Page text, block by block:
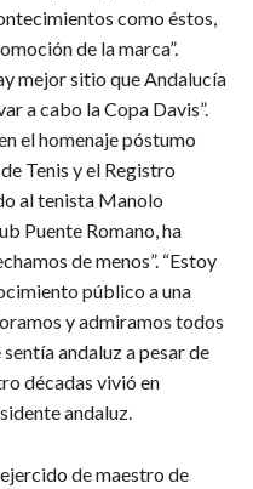
como éstos,
de la marca”.
mejor sitio que Andalucía
a cabo la Copa Davis”.
el homenaje póstumo
Tenis y el Registro
al tenista Manolo
Puente Romano, ha
de menos”. “Estoy
público a una
y admiramos todos
andaluz a pesar de
décadas vivió en
andaluz.
de maestro de